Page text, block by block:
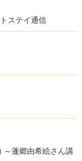
テイ通信
～蓬郷由希絵さん講